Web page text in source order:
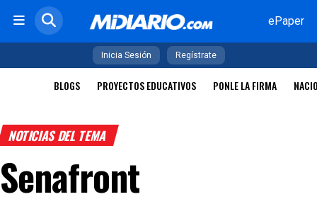
ePaper
Inicia Sesión Regístrate
BLOGS PROYECTOS EDUCATIVOS PONLE LA FIRMA
NOTICIAS DEL TEMA
Senafront